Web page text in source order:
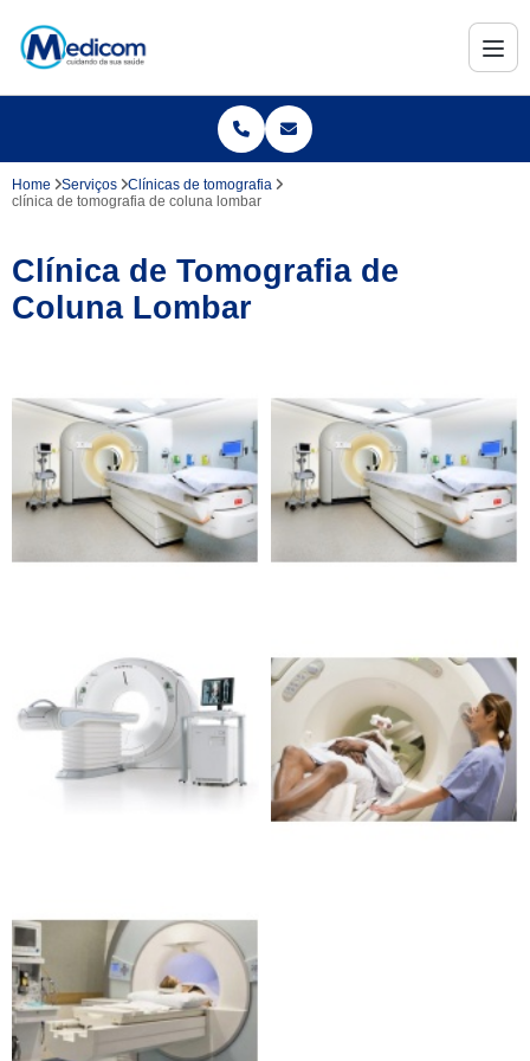
Home Serviços
Clínicas de tomografia
clínica de tomografia de coluna lombar
Clínica de Tomografia de
Coluna Lombar